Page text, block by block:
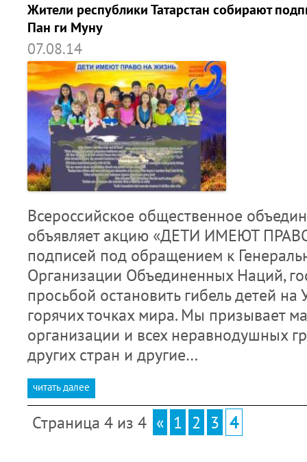
Жители республики Татарстан собирают
Пан ги Муну
07.08.14
Всероссийское общественное
объявляет акцию «ДЕТИ ИМЕЮТ
подписей под обращением к
Организации Объединенных Наций,
просьбой остановить гибель детей на
горячих точках мира. Мы призывает
организации и всех неравнодушных
других стран и другие…
читать далее
Страница 4 из 4 « 1 2 3 4